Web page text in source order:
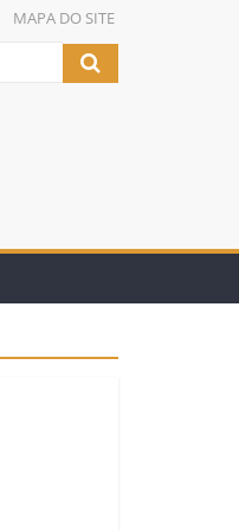
MAPA DO SITE